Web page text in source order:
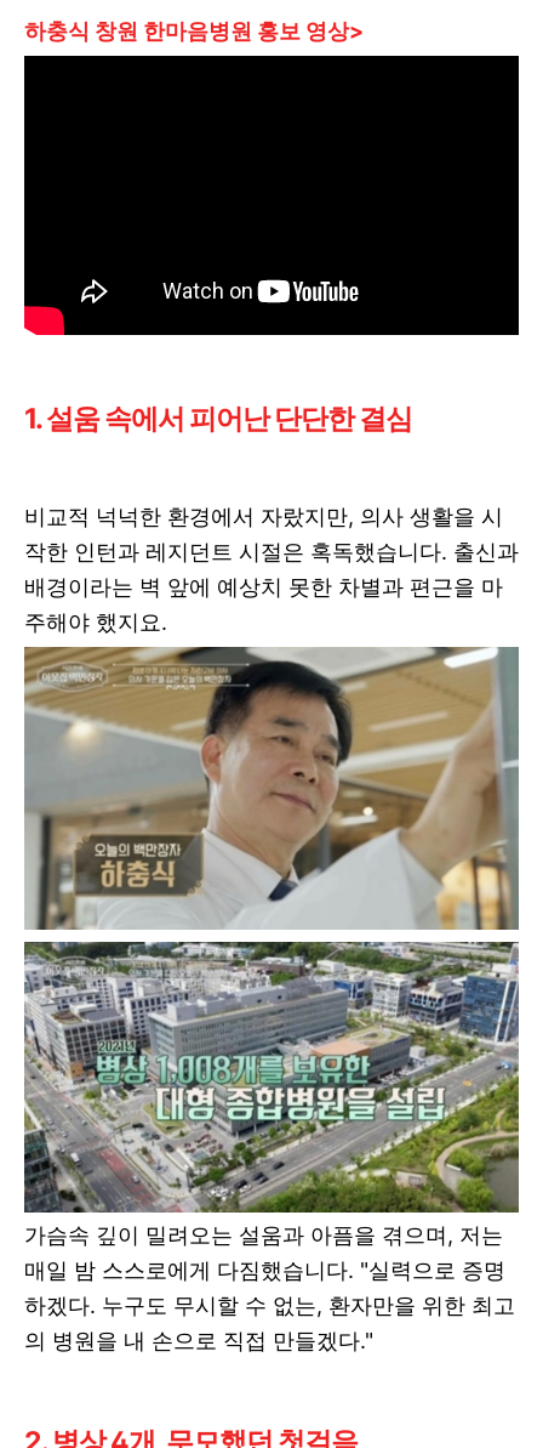
하충식 창원 한마음병원 홍보 영상>
1. 설움 속에서 피어난 단단한 결심
비교적 넉넉한 환경에서 자랐지만, 의사 생활을 시
작한 인턴과 레지던트 시절은 혹독했습니다. 출신과
배경이라는 벽 앞에 예상치 못한 차별과 편근을 마
주해야 했지요.
가슴속 깊이 밀려오는 설움과 아픔을 겪으며, 저는
매일 밤 스스로에게 다짐했습니다. "실력으로 증명
하겠다. 누구도 무시할 수 없는, 환자만을 위한 최고
의 병원을 내 손으로 직접 만들겠다."